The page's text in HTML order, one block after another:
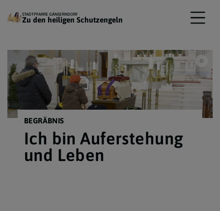
STADTPFARRE GÄNSERNDORF
Zu den heiligen Schutzengeln
BEGRÄBNIS
Ich bin Auferstehung
und Leben